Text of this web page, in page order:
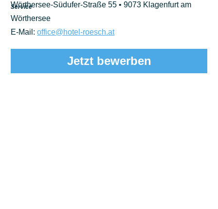
Wörthersee-Südufer-Straße 55 • 9073 Klagenfurt am
Wörthersee
E-Mail:office@hotel-roesch.at
Jetzt bewerben